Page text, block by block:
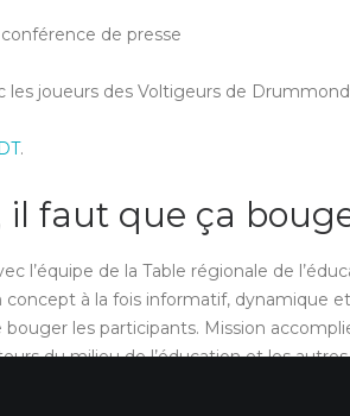
de presse
les joueurs des Voltigeurs de
.
il faut que ça
l’équipe de la Table régionale de
concept à la fois informatif, dynamique
les participants. Mission
du milieu de l’éducation et les